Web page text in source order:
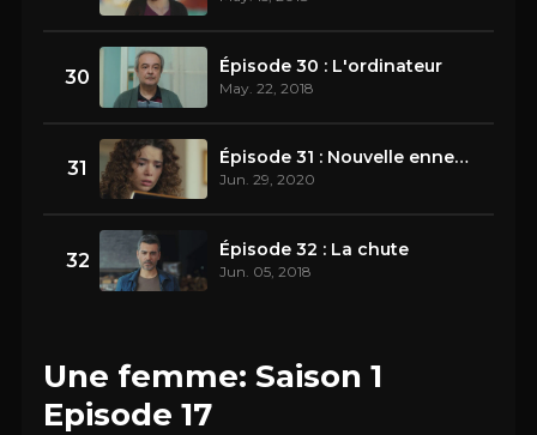
30 Épisode 30 : L'ordinateur
May. 22, 2018
31 Épisode 31 : Nouvelle ennemie
Jun. 29, 2020
32 Épisode 32 : La chute
Jun. 05, 2018
Une femme: Saison 1
Episode 17